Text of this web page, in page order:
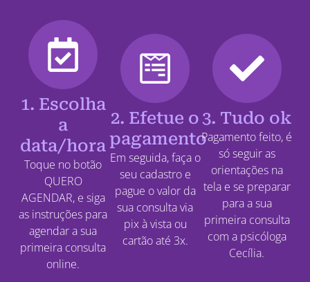
1. Escolha
a
data/hora
Toque no botão
QUERO
AGENDAR, e siga
as instruções para
agendar a sua
primeira consulta
online.
2. Efetue o
pagamento
Em seguida, faça o
seu cadastro e
pague o valor da
sua consulta via
pix à vista ou
cartão até 3x.
3. Tudo ok
Pagamento feito, é
só seguir as
orientações na
tela e se preparar
para a sua
primeira consulta
com a psicóloga
Cecília.